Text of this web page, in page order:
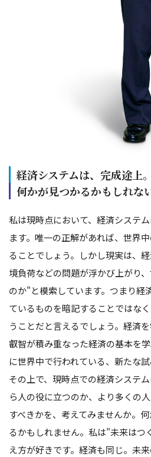
経済システムは、完成途上
何かが見つかるかもしれない
私は現時点において、経済システ
ます。唯一の正解があれば、世界
ることでしょう。しかし現実は、
境負荷などの問題が浮かび上がり
のか"と模索しています。つまり経
ているものを暗記することではな
うことだと言えるでしょう。経済
叡智が積み重なった経済の基本を
に世界中で行われている、新たな
その上で、現時点での経済システ
ら人の役に立つのか、より多くの
すべきかを、考えてみませんか。
るかもしれません。私は"未来はつ
え方が好きです。経済も同じ。未